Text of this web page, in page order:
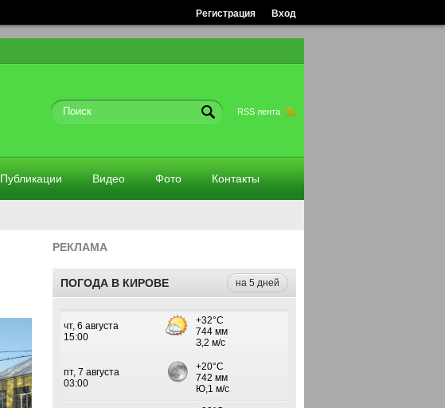
Вход
Регистрация
RSS лента
Публикации Видео Фото Контакты
РЕКЛАМА
ПОГОДА В КИРОВЕ на 5 дней